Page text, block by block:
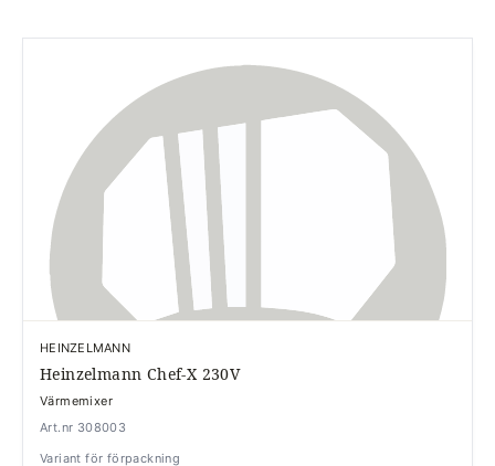
HEINZELMANN
Heinzelmann Chef-X 230V
Värmemixer
Art.nr 308003
Variant för förpackning